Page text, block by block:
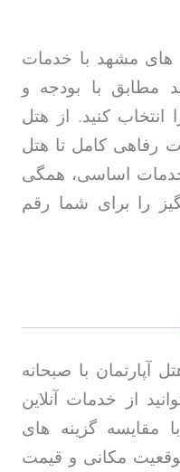
های مشهد با خدمات
مطابق با بودجه و
انتخاب کنید. از هتل
رفاهی کامل تا هتل
خدمات اساسی، همگی
را برای شما رقم
آپارتمان با صبحانه
از خدمات آنلاین
مقایسه گزینه های
مکانی و قیمت